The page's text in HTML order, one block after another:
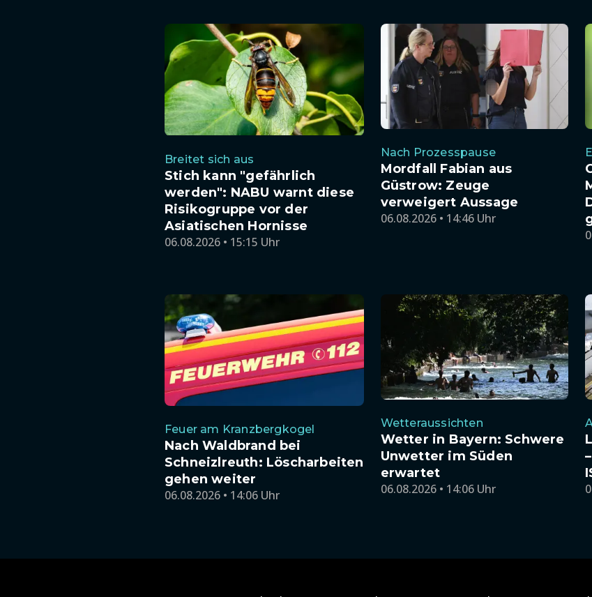
Breitet sich aus
Stich kann "gefährlich
werden": NABU warnt diese
Risikogruppe vor der
Asiatischen Hornisse
06.08.2026 • 15:15 Uhr
Nach Prozesspause
Mordfall Fabian aus
Güstrow: Zeuge
verweigert Aussage
06.08.2026 • 14:46 Uhr
Feuer am Kranzbergkogel
Nach Waldbrand bei
Schneizlreuth: Löscharbeiten
gehen weiter
06.08.2026 • 14:06 Uhr
Wetteraussichten
Wetter in Bayern: Schwere
Unwetter im Süden
erwartet
06.08.2026 • 14:06 Uhr